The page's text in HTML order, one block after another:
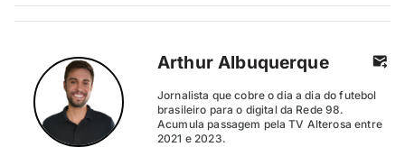
Arthur Albuquerque
Jornalista que cobre o dia a dia do futebol
brasileiro para o digital da Rede 98.
Acumula passagem pela TV Alterosa entre
2021 e 2023.